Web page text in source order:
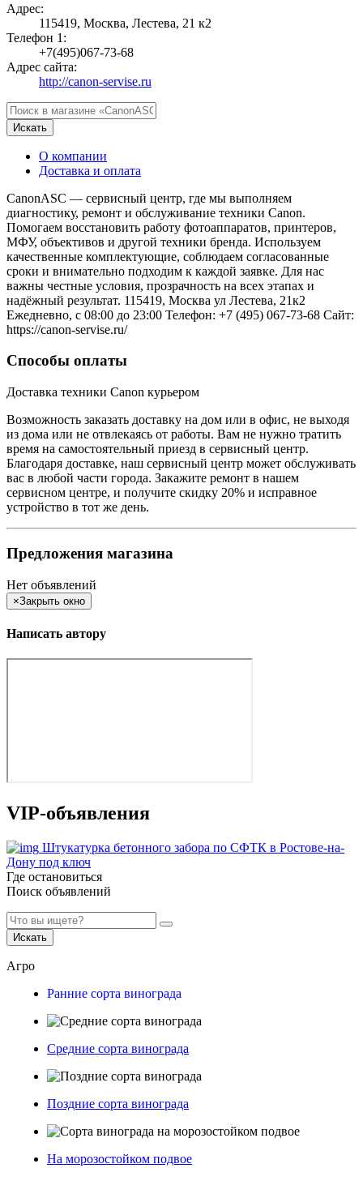
Адрес:
115419, Москва, Лестева, 21 к2
Телефон 1:
+7(495)067-73-68
Адрес сайта:
http://canon-servise.ru
Искать
О компании
Доставка и оплата
CanonASC — сервисный центр, где мы выполняем
диагностику, ремонт и обслуживание техники Canon.
Помогаем восстановить работу фотоаппаратов, принтеров,
МФУ, объективов и другой техники бренда. Используем
качественные комплектующие, соблюдаем согласованные
сроки и внимательно подходим к каждой заявке. Для нас
важны честные условия, прозрачность на всех этапах и
надёжный результат. 115419, Москва ул Лестева, 21к2
Ежедневно, с 08:00 до 23:00 Телефон: +7 (495) 067-73-68 Сайт:
https://canon-servise.ru/
Способы оплаты
Доставка техники Canon курьером
Возможность заказать доставку на дом или в офис, не выходя
из дома или не отвлекаясь от работы. Вам не нужно тратить
время на самостоятельный приезд в сервисный центр.
Благодаря доставке, наш сервисный центр может обслуживать
вас в любой части города. Закажите ремонт в нашем
сервисном центре, и получите скидку 20% и исправное
устройство в тот же день.
Предложения магазина
Нет объявлений
×Закрыть окно
Написать автору
VIP-объявления
Штукатурка бетонного забора по СФТК в Ростове-на-
Дону под ключ
Где остановиться
Поиск объявлений
Искать
Агро
Ранние сорта винограда
Средние сорта винограда
Поздние сорта винограда
На морозостойком подвое